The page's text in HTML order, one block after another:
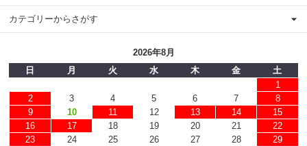
カテゴリーからさがす
2026年8月
日
月 火 水 木 金
土
1
2
3 4 5 6 7
8
9
10 11 12 13 14
15
16
17 18 19 20 21
22
23
24 25 26 27 28
29